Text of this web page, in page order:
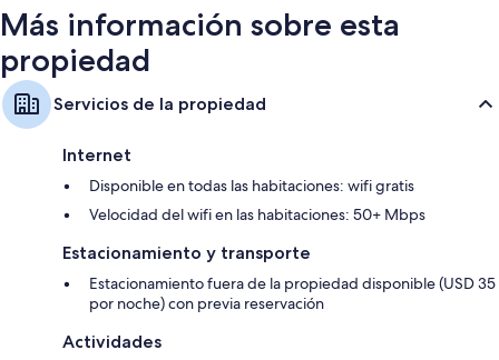
Más información sobre esta
propiedad
Servicios de la propiedad
Internet
Disponible en todas las habitaciones: wifi gratis
Velocidad del wifi en las habitaciones: 50+ Mbps
Estacionamiento y transporte
Estacionamiento fuera de la propiedad disponible (USD 35
por noche) con previa reservación
Actividades